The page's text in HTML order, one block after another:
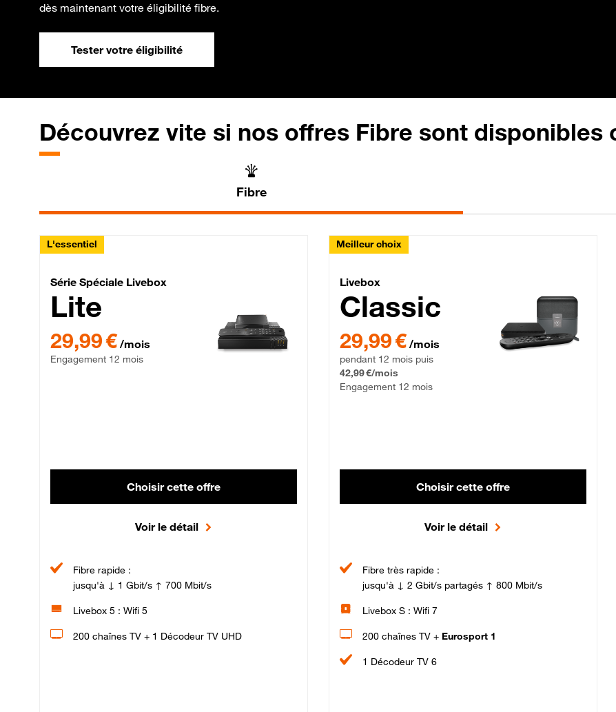
dès maintenant votre éligibilité fibre.
Tester votre éligibilité
Découvrez vite si nos offres Fibre sont disponibles
Fibre
L'essentiel
Série Spéciale Livebox Lite Fibre
Série Spéciale Livebox
Lite
29,99 € par mois , Engagement 12 mois
29,99 € /mois
Engagement 12 mois
Choisir cette offre
Voir le détail
Fibre rapide :
jusqu'à ↓ 1 Gbit/s ↑ 700 Mbit/s
Livebox 5 : Wifi 5
200 chaînes TV + 1 Décodeur TV UHD
Meilleur choix
Livebox Classic Fibre
Livebox
Classic
29,99 € par mois pendant 12 mois puis 42,99 € par mois,
29,99 € /mois
pendant 12 mois puis
42,99 €/mois
Engagement 12 mois
Choisir cette offre
Voir le détail
Fibre très rapide :
jusqu'à ↓ 2 Gbit/s partagés ↑ 800 Mbit/s
Livebox S : Wifi 7
200 chaînes TV + Eurosport 1
1 Décodeur TV 6